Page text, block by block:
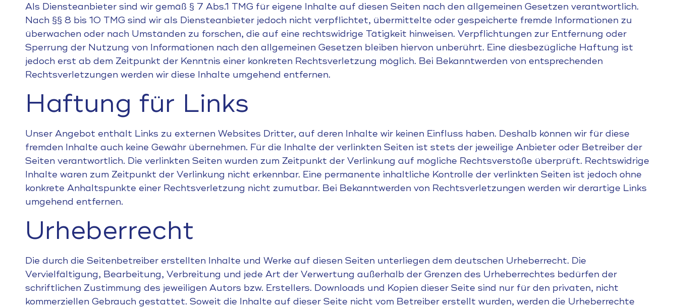
Als Diensteanbieter sind wir gemäß § 7 Abs.1 TMG für eigene Inhalte auf diesen Seiten nach den allgemeinen Gesetzen verantwortlich.
Nach §§ 8 bis 10 TMG sind wir als Diensteanbieter jedoch nicht verpflichtet, übermittelte oder gespeicherte fremde Informationen zu
überwachen oder nach Umständen zu forschen, die auf eine rechtswidrige Tätigkeit hinweisen. Verpflichtungen zur Entfernung oder
Sperrung der Nutzung von Informationen nach den allgemeinen Gesetzen bleiben hiervon unberührt. Eine diesbezügliche Haftung ist
jedoch erst ab dem Zeitpunkt der Kenntnis einer konkreten Rechtsverletzung möglich. Bei Bekanntwerden von entsprechenden
Rechtsverletzungen werden wir diese Inhalte umgehend entfernen.
Haftung für Links
Unser Angebot enthält Links zu externen Websites Dritter, auf deren Inhalte wir keinen Einfluss haben. Deshalb können wir für diese
fremden Inhalte auch keine Gewähr übernehmen. Für die Inhalte der verlinkten Seiten ist stets der jeweilige Anbieter oder Betreiber der
Seiten verantwortlich. Die verlinkten Seiten wurden zum Zeitpunkt der Verlinkung auf mögliche Rechtsverstöße überprüft. Rechtswidrige
Inhalte waren zum Zeitpunkt der Verlinkung nicht erkennbar. Eine permanente inhaltliche Kontrolle der verlinkten Seiten ist jedoch ohne
konkrete Anhaltspunkte einer Rechtsverletzung nicht zumutbar. Bei Bekanntwerden von Rechtsverletzungen werden wir derartige Links
umgehend entfernen.
Urheberrecht
Die durch die Seitenbetreiber erstellten Inhalte und Werke auf diesen Seiten unterliegen dem deutschen Urheberrecht. Die
Vervielfältigung, Bearbeitung, Verbreitung und jede Art der Verwertung außerhalb der Grenzen des Urheberrechtes bedürfen der
schriftlichen Zustimmung des jeweiligen Autors bzw. Erstellers. Downloads und Kopien dieser Seite sind nur für den privaten, nicht
kommerziellen Gebrauch gestattet. Soweit die Inhalte auf dieser Seite nicht vom Betreiber erstellt wurden, werden die Urheberrechte